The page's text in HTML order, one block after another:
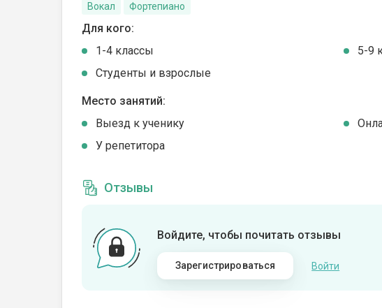
Вокал Фортепиано
Для кого:
1-4 классы
5-9
Студенты и взрослые
Место занятий:
Выезд к ученику
У репетитора
Отзывы
Войдите, чтобы почитать отзывы
Зарегистрироваться Войти